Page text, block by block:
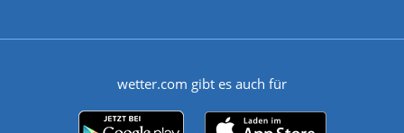
wetter.com gibt es auch für